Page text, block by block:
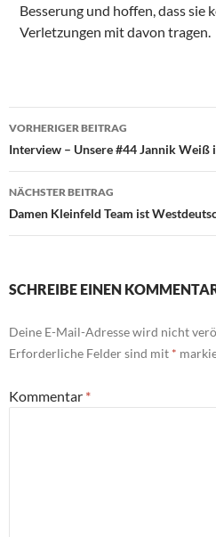
Besserung und hoffen, dass sie
Verletzungen mit davon tragen.
Beitragsnavigation
VORHERIGER BEITRAG
Interview – Unsere #44 Jannik Weiß
NÄCHSTER BEITRAG
Damen Kleinfeld Team ist
SCHREIBE EINEN
Deine E-Mail-Adresse wird nicht
Erforderliche Felder sind mit *
Kommentar *